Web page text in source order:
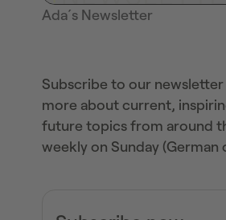
Ada´s Newsletter
Subscribe to our
more about current,
future topics from around
weekly on Sunday (German